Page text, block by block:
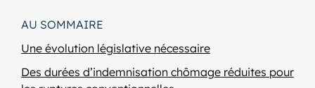
AU SOMMAIRE
Une évolution législative nécessaire
Des durées d’indemnisation chômage réduites pour